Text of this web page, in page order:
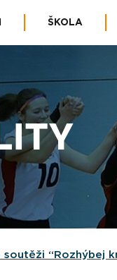
ŠKOLA
“Rozhýbej